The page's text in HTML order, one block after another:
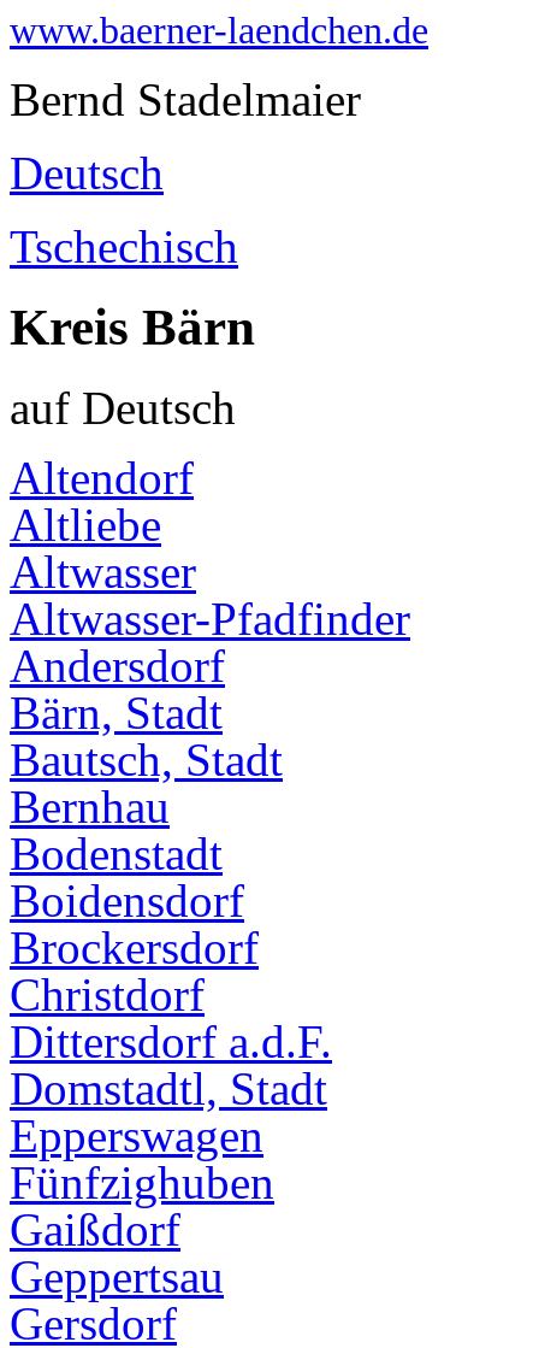
www.baerner-laendchen.de
Bernd Stadelmaier
Deutsch
Tschechisch
Kreis Bärn
auf Deutsch
Altendorf
Altliebe
Altwasser
Altwasser-Pfadfinder
Andersdorf
Bärn, Stadt
Bautsch, Stadt
Bernhau
Bodenstadt
Boidensdorf
Brockersdorf
Christdorf
Dittersdorf a.d.F.
Domstadtl, Stadt
Epperswagen
Fünfzighuben
Gaißdorf
Geppertsau
Gersdorf